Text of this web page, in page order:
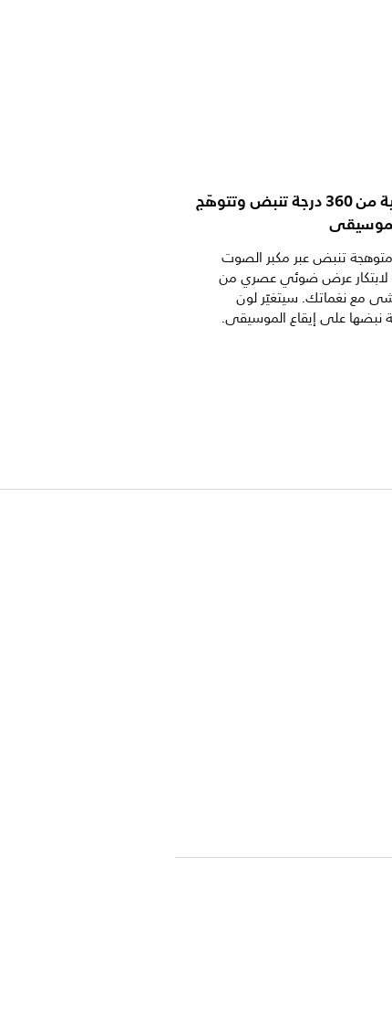
أشرطة ضوئية من 360 درجة تنبض وتتوهّج
تنبض عبر مكبر الصوت
لابتكار عرض ضوئي عصري من
مع نغماتك. سيتغيّر لون
نبضها على إيقاع الموسيقى.